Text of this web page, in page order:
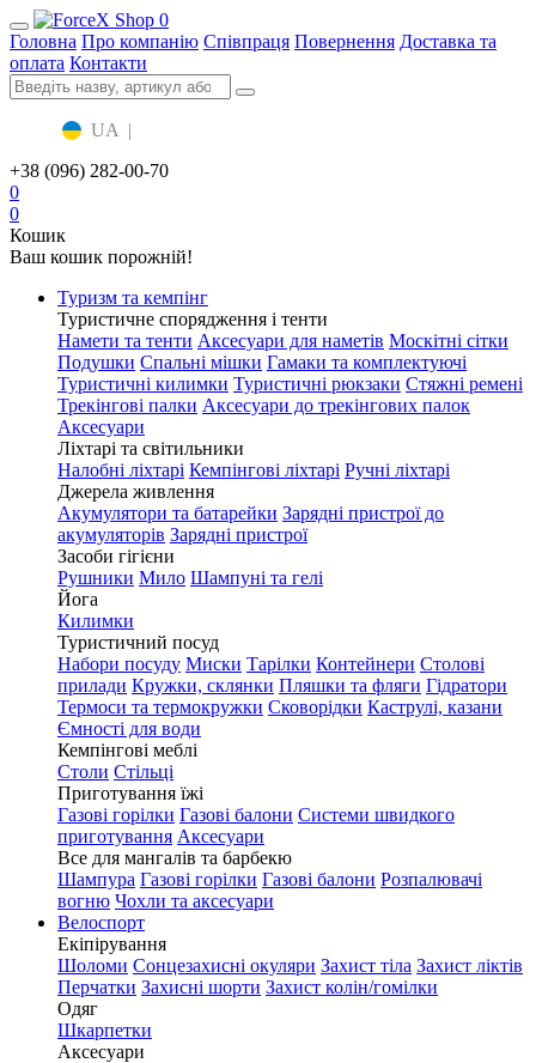
0
Головна Про компанію Співпраця Повернення Доставка та
оплата Контакти
UA |
+38 (096) 282-00-70
0
0
Кошик
Ваш кошик порожній!
Туризм та кемпінг
Туристичне спорядження і тенти
Намети та тенти Аксесуари для наметів Москітні сітки
Подушки Спальні мішки Гамаки та комплектуючі
Туристичні килимки Туристичні рюкзаки Стяжні ремені
Трекінгові палки Аксесуари до трекінгових палок
Аксесуари
Ліхтарі та світильники
Налобні ліхтарі Кемпінгові ліхтарі Ручні ліхтарі
Джерела живлення
Акумулятори та батарейки Зарядні пристрої до
акумуляторів Зарядні пристрої
Засоби гігієни
Рушники Мило Шампуні та гелі
Йога
Килимки
Туристичний посуд
Набори посуду Миски Тарілки Контейнери Столові
прилади Кружки, склянки Пляшки та фляги Гідратори
Термоси та термокружки Сковорідки Каструлі, казани
Ємності для води
Кемпінгові меблі
Столи Стільці
Приготування їжі
Газові горілки Газові балони Системи швидкого
приготування Аксесуари
Все для мангалів та барбекю
Шампура Газові горілки Газові балони Розпалювачі
вогню Чохли та аксесуари
Велоспорт
Екіпірування
Шоломи Сонцезахисні окуляри Захист тіла Захист ліктів
Перчатки Захисні шорти Захист колін/гомілки
Одяг
Шкарпетки
Аксесуари